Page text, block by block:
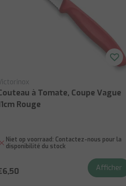
à Tomate, Coupe Vague
Rouge
Niet op voorraad: Contactez-nous pour la
disponibilité du stock
Afficher